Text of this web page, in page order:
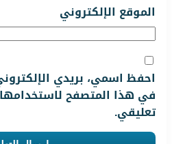
الموقع الإلكتروني
احفظ اسمي، بريدي
في هذا المتصفح لاستخدامها
تعليقي.